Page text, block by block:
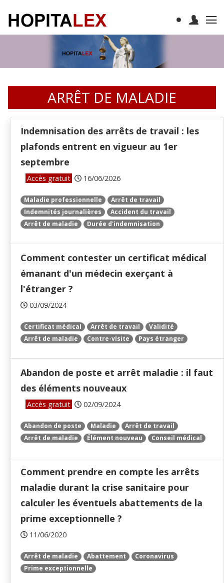
ARRÊT DE MALADIE
Indemnisation des arrêts de travail : les
plafonds entrent en vigueur au 1er
septembre
Accès gratuit 16/06/2026
Maladie professionnelle
Arrêt de travail
Indemnités journalières
Accident du travail
Arrêt de maladie
Durée d'indemnisation
Comment contester un certificat médical
émanant d'un médecin exerçant à
l'étranger ?
03/09/2024
Certificat médical Arrêt de travail
Validité
Arrêt de maladie
Contre-visite Pays étranger
Abandon de poste et arrêt maladie : il faut
des éléments nouveaux
Accès gratuit 02/09/2024
Abandon de poste Maladie
Arrêt de travail
Arrêt de maladie
Élément nouveau Conseil médical
Comment prendre en compte les arrêts
maladie durant la crise sanitaire pour
calculer les éventuels abattements de la
prime exceptionnelle ?
11/06/2020
Arrêt de maladie Abattement
Coronavirus
Prime exceptionnelle